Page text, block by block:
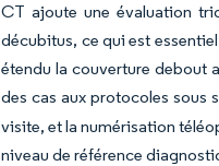
CT ajoute une évaluation
décubitus, ce qui est
étendu la couverture debout
des cas aux protocoles sous
visite, et la numérisation
niveau de référence